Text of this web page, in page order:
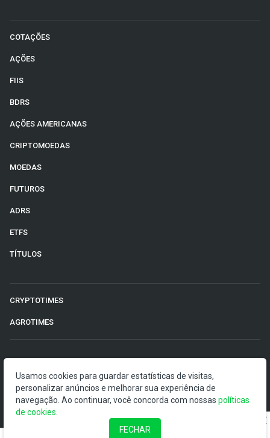
COTAÇÕES
AÇÕES
FIIS
BDRS
AÇÕES AMERICANAS
CRIPTOMOEDAS
MOEDAS
FUTUROS
ADRS
ETFS
TÍTULOS
CRYPTOTIMES
AGROTIMES
O Money Times publica matérias de cunho jornalístico, que
visam a democratização da informação. Nossas
publicações devem ser compreendidas como boletins
anunciadores e divulgadores, e não como uma
Usamos cookies para guardar estatísticas de visitas,
personalizar anúncios e melhorar sua experiência de
navegação. Ao continuar, você concorda com nossas políticas
de cookies
FECHAR